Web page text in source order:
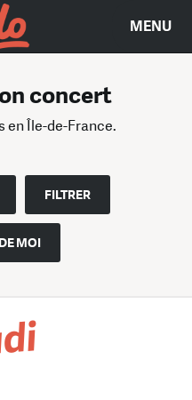
MENU
concert
en Île-de-France.
FILTRER
MOI